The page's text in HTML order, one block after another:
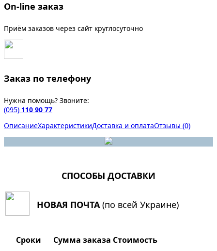
On-line заказ
Приём заказов через сайт круглосуточно
Заказ по телефону
Нужна помощь? Звоните:
(095) 110 90 77
ОписаниеХарактеристикиДоставка и оплатаОтзывы (0)
СПОСОБЫ ДОСТАВКИ
НОВАЯ ПОЧТА(по всей Украине)
Сроки Сумма заказа Стоимость